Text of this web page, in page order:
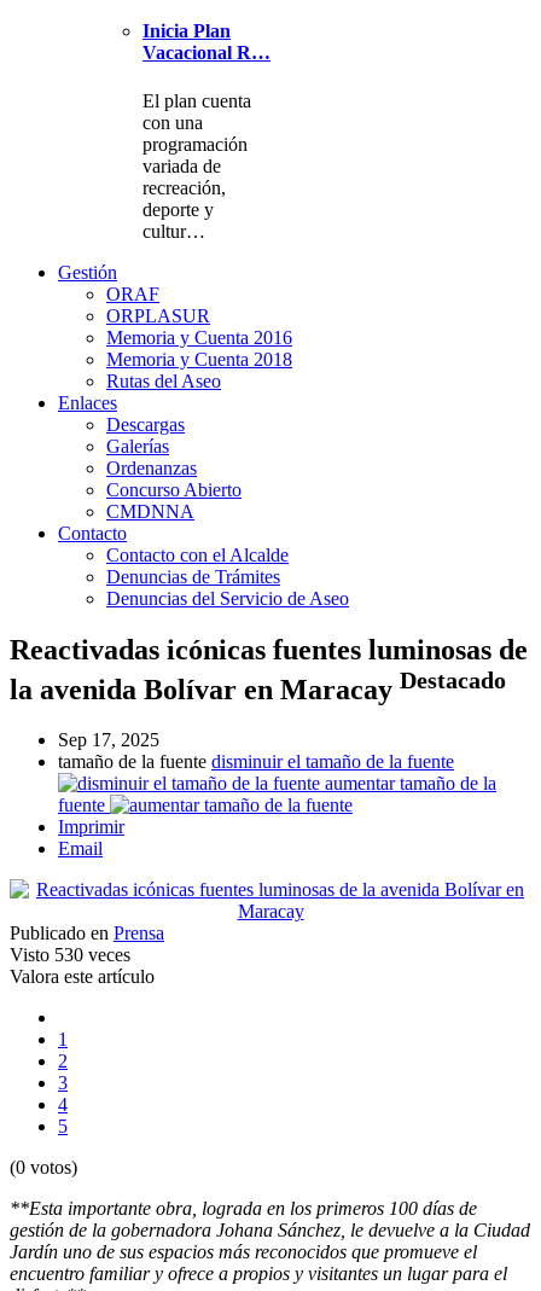
Inicia Plan
Vacacional R…
El plan cuenta
con una
programación
variada de
recreación,
deporte y
cultur…
Gestión
ORAF
ORPLASUR
Memoria y Cuenta 2016
Memoria y Cuenta 2018
Rutas del Aseo
Enlaces
Descargas
Galerías
Ordenanzas
Concurso Abierto
CMDNNA
Contacto
Contacto con el Alcalde
Denuncias de Trámites
Denuncias del Servicio de Aseo
Reactivadas icónicas fuentes luminosas de
la avenida Bolívar en Maracay Destacado
Sep 17, 2025
tamaño de la fuente disminuir el tamaño de la fuente
aumentar tamaño de la
fuente
Imprimir
Email
Publicado en Prensa
Visto 530 veces
Valora este artículo
1
2
3
4
5
(0 votos)
**Esta importante obra, lograda en los primeros 100 días de
gestión de la gobernadora Johana Sánchez, le devuelve a la Ciudad
Jardín uno de sus espacios más reconocidos que promueve el
encuentro familiar y ofrece a propios y visitantes un lugar para el